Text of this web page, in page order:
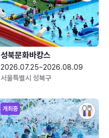
성북문화바캉스
2026.07.25~2026.08.09
서울특별시 성북구
개최중